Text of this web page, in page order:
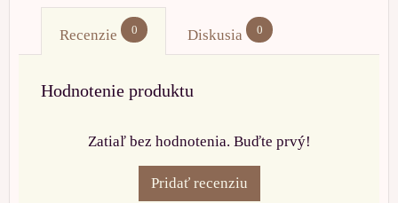
Recenzie 0 Diskusia 0
Hodnotenie produktu
Zatiaľ bez hodnotenia. Buďte prvý!
Pridať recenziu